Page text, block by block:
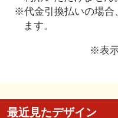
※代金引換払いの場合
ます。
※表
最近見たデザイン